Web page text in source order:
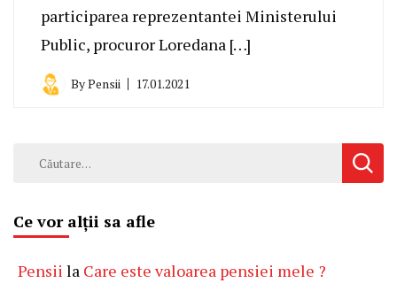
participarea reprezentantei Ministerului
Public, procuror Loredana […]
ByPensii 17.01.2021
Caută
Ce vor alții sa afle
Pensii la Care este valoarea pensiei mele ?